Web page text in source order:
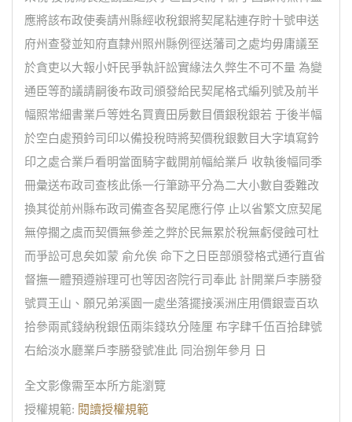
應將該布政使奏請州縣經收稅銀將契尾粘連存貯十號申送
府州查發並知府直隸州照州縣例徑送藩司之處均毋庸議至
於貪吏以大報小奸民爭執訐訟實緣法久弊生不可不量 為變
通臣等酌議請嗣後布政司頒發給民契尾格式編列號及前半
幅照常細書業戶等姓名買賣田房數目價銀稅銀若 于後半幅
於空白處預鈐司印以備投稅時將契價稅銀數目大字填寫鈐
印之處合業戶看明當面騎字截開前幅給業戶 收執後幅同季
冊彙送布政司查核此係一行筆跡平分為二大小數自委難改
換其從前州縣布政司備查各契尾應行停 止以省繁文庶契尾
無停擱之虞而契價無參差之弊於民無累於稅無虧侵蝕可杜
而爭訟可息矣如蒙 俞允俟 命下之日臣部頒發格式通行直省
督撫一體預遵辦理可也等因咨院行司奉此 計開業戶李勝發
號買王山、願兄弟溪園一處坐落擺接溪洲庄用價銀壹百玖
拾參兩貳錢納稅銀伍兩柒錢玖分陸厘 布字肆千伍百拾肆號
右給淡水廳業戶李勝發號准此 同治捌年參月 日
全文影像需至本所方能瀏覽
授權規範: 閱讀授權規範